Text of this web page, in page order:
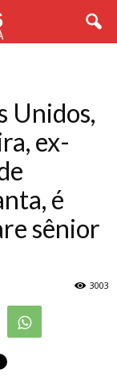
Unidos,
ex-
é
sênior
3003